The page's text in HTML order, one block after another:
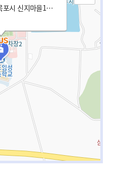
전남광주통합특별시 목포시 신지마을1길 41 (석현동)